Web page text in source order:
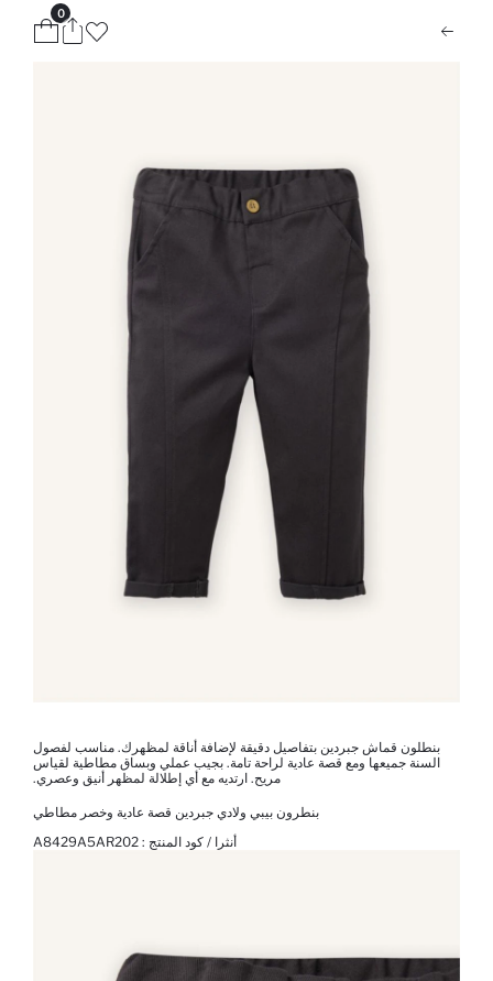
0
بنطلون قماش جبردين بتفاصيل دقيقة لإضافة أناقة لمظهرك. مناسب لفصول
السنة جميعها ومع قصة عادية لراحة تامة. بجيب عملي وبساق مطاطية لقياس
مريح. ارتديه مع أي إطلالة لمظهر أنيق وعصري.
بنطرون بيبي ولادي جبردين قصة عادية وخصر مطاطي
أنثرا / كود المنتج : A8429A5AR202